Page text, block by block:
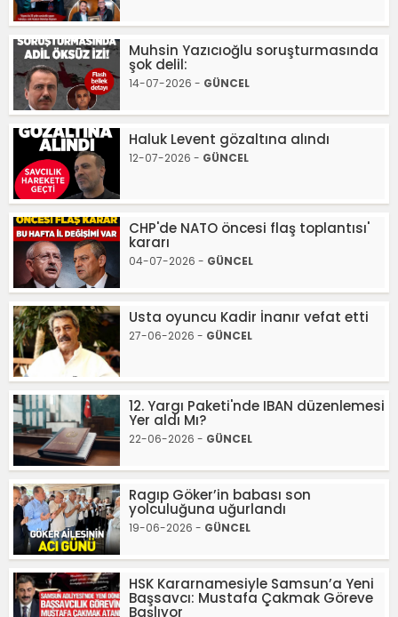
Muhsin Yazıcıoğlu soruşturmasında
şok delil:
14-07-2026 - GÜNCEL
Haluk Levent gözaltına alındı
12-07-2026 - GÜNCEL
CHP'de NATO öncesi flaş toplantısı'
kararı
04-07-2026 - GÜNCEL
Usta oyuncu Kadir İnanır vefat etti
27-06-2026 - GÜNCEL
12. Yargı Paketi'nde IBAN düzenlemesi
Yer aldı Mı?
22-06-2026 - GÜNCEL
Ragıp Göker’in babası son
yolculuğuna uğurlandı
19-06-2026 - GÜNCEL
HSK Kararnamesiyle Samsun’a Yeni
Başsavcı: Mustafa Çakmak Göreve
Başlıyor